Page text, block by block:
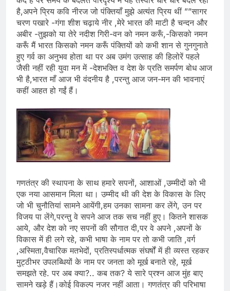
है,अपने प्रिय कवि नीरज जो पंक्तियाँ मुझे अत्यंत प्रिय थीं ””सागर
चरण पखारे -गंगा शीश चढ़ाये नीर ,मेरे भारत की माटी है चन्दन और
अबीर -तुझको या तेरे नदीश गिरी-वन को नमन करूँ,-किसको नमन
करूँ मैं भारत किसको नमन करूँ पंक्तियों को कभी शान से गुनगुनाते
हुए गर्व का अनुभव होता था पर अब उमंग उत्साह की हिलोरें पहले
जैसी नहीं रही युवा मन में -देशभक्ति व देश के प्रति समर्पण बोध आज
भी है,भारत माँ आज भी वंदनीय है ,परन्तु आज जन-मन की भावनाएं
कहीं आहत हो गईं हैं।
गणतंत्र की स्थापना के साथ हमारे सपनों, आशाओं ,उम्मीदों को भी
एक नया आसमान मिला था। उम्मीद थी की देश के विकास के लिए
जो भी चुनौतियां सामने आयेंगी,हम उनका सामना कर लेंगे, उन पर
विजय पा लेंगे,परन्तु वे सपने आज तक सच नहीं हुए। कितने शासक
आये, और देश को नए सपनों की सौगात दी,पर वे अपने ,अपनों के
विकास में ही लगे रहे, कभी भाषा के नाम पर तो कभी जाति ,वर्ग
,अस्मिता,वैचारिक मतभेदों, प्रतिस्पर्धात्मक संघर्षों में ही व्यस्त रहकर
मुट्ठीभर उपलब्धियों के नाम पर जनता को मूर्ख बनाते रहे, मूर्ख
समझते रहे. पर अब क्या?.. कब तक? ये सारे प्रश्न आज मुंह बाए
सामने खड़े हैं।कोई विकल्प नजर नहीं आता। गणतंत्र की परिभाषा